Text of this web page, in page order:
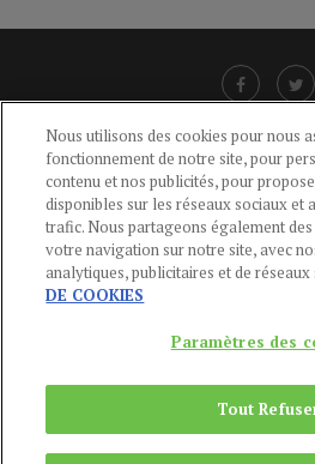
LIENS UTILES
CGU-POLITIQUE DE CONFIDENTIALITÉ
MENTIONS LÉGALES
CONTACT
Du Lundi au Vendredi, 9h-
Copyright © 2024
Nous utilisons des cookies pour nous
fonctionnement de notre site, pour
contenu et nos publicités, pour
disponibles sur les réseaux sociaux et
trafic. Nous partageons également
votre navigation sur notre site, avec
analytiques, publicitaires et de réseaux
DE COOKIES
Paramètres des
Tout